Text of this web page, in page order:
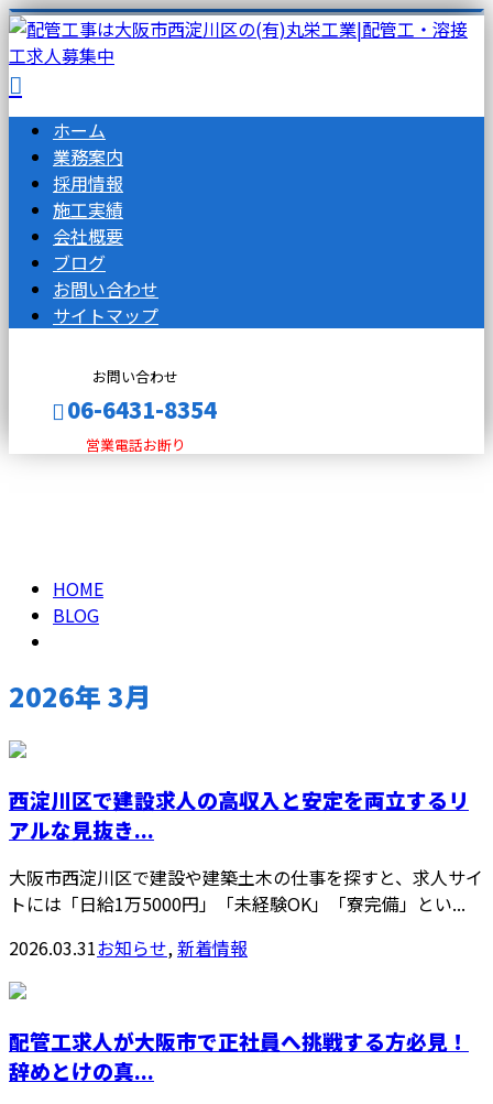
ホーム
業務案内
採用情報
施工実績
会社概要
ブログ
お問い合わせ
サイトマップ
お問い合わせ
06-6431-8354
営業電話お断り
HOME
BLOG
2026年 3月
西淀川区で建設求人の高収入と安定を両立するリ
アルな見抜き...
大阪市西淀川区で建設や建築土木の仕事を探すと、求人サイ
トには「日給1万5000円」「未経験OK」「寮完備」とい...
2026.03.31お知らせ,新着情報
配管工求人が大阪市で正社員へ挑戦する方必見！
辞めとけの真...